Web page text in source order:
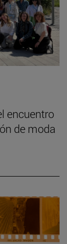
encuentro
de moda